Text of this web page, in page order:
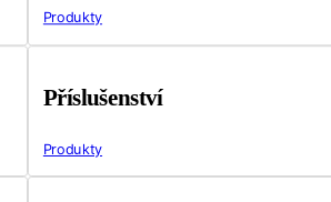
Produkty
Příslušenství
Produkty